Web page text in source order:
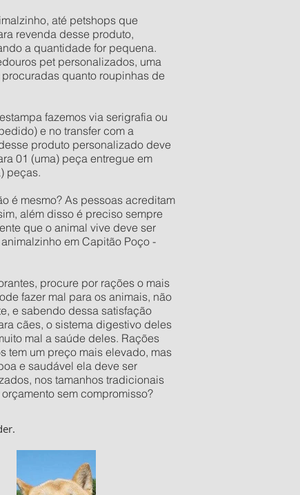
até petshops que
revenda desse produto,
a quantidade for pequena.
pet personalizados, uma
quanto roupinhas de
fazemos via serigrafia ou
e no transfer com a
produto personalizado deve
01 (uma) peça entregue em
peças.
é mesmo? As pessoas acreditam
além disso é preciso sempre
que o animal vive deve ser
em Capitão Poço -
procure por rações o mais
fazer mal para os animais, não
e sabendo dessa satisfação
cães, o sistema digestivo deles
mal a saúde deles. Rações
tem um preço mais elevado, mas
e saudável ela deve ser
nos tamanhos tradicionais
sem compromisso?